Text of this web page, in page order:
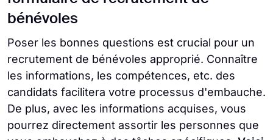
bénévoles
Poser les bonnes questions est crucial pour un
recrutement de bénévoles approprié. Connaître
les informations, les compétences, etc. des
candidats facilitera votre processus d'embauche.
De plus, avec les informations acquises, vous
pourrez directement assortir les personnes que